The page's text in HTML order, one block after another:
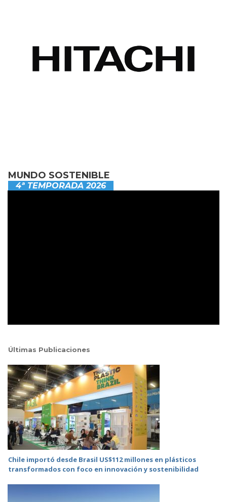
MUNDO SOSTENIBLE
4ª TEMPORADA 2026
Últimas Publicaciones
Chile importó desde Brasil US$112 millones en plásticos
transformados con foco en innovación y sostenibilidad